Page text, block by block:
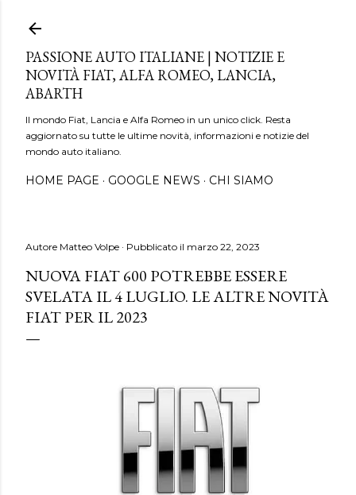
PASSIONE AUTO ITALIANE | NOTIZIE E
NOVITÀ FIAT, ALFA ROMEO, LANCIA,
ABARTH
Il mondo Fiat, Lancia e Alfa Romeo in un unico click. Resta
aggiornato su tutte le ultime novità, informazioni e notizie del
mondo auto italiano.
HOME PAGE GOOGLE NEWS CHI SIAMO
Autore Matteo Volpe Pubblicato il marzo 22, 2023
NUOVA FIAT 600 POTREBBE ESSERE
SVELATA IL 4 LUGLIO. LE ALTRE NOVITÀ
FIAT PER IL 2023